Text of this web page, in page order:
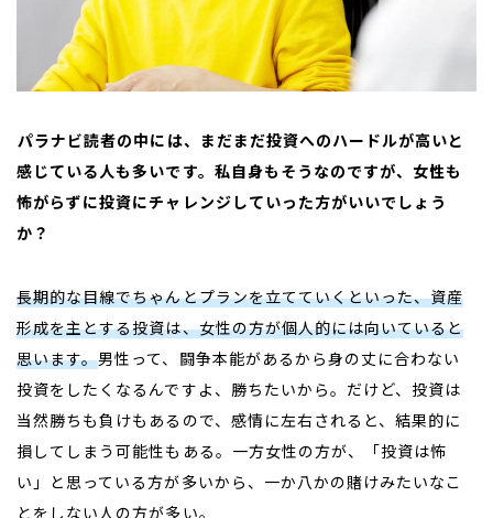
――パラナビ読者の中には、まだまだ投資へのハードルが高いと
感じている人も多いです。私自身もそうなのですが、女性も
怖がらずに投資にチャレンジしていった方がいいでしょう
か？
長期的な目線でちゃんとプランを立てていくといった、資産
形成を主とする投資は、女性の方が個人的には向いていると
思います。男性って、闘争本能があるから身の丈に合わない
投資をしたくなるんですよ、勝ちたいから。だけど、投資は
当然勝ちも負けもあるので、感情に左右されると、結果的に
損してしまう可能性もある。一方女性の方が、「投資は怖
い」と思っている方が多いから、一か八かの賭けみたいなこ
とをしない人の方が多い。